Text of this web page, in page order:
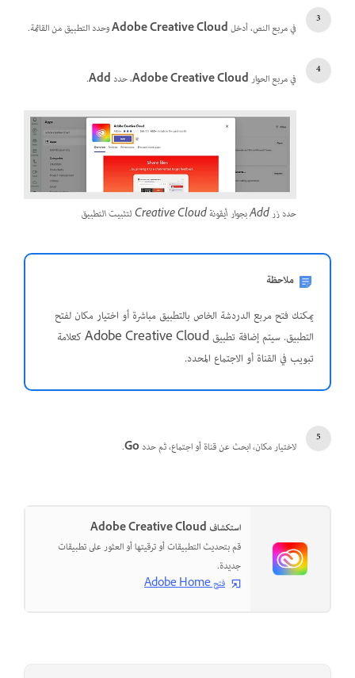
في مربع النص، أدخلAdobe Creative Cloudوحدد التطبيق من القائمة.
في مربع الحوارAdobe Creative Cloud، حددAdd
.
حدد زر Add بجوار أيقونة Creative Cloud لتثبيت التطبيق
ملاحظة
يمكنك فتح مربع الدردشة الخاص بالتطبيق مباشرة أو اختيار مكان لفتح
التطبيق. سيتم إضافة تطبيق Adobe Creative Cloud كعلامة
تبويب في القناة أو الاجتماع المحدد.
لاختيار مكان، ابحث عن قناة أو اجتماع، ثم حددGo
.
استكشاف Adobe Creative Cloud
قم بتحديث التطبيقات أو ترقيتها أو العثور على تطبيقات
جديدة.
فتح Adobe Home